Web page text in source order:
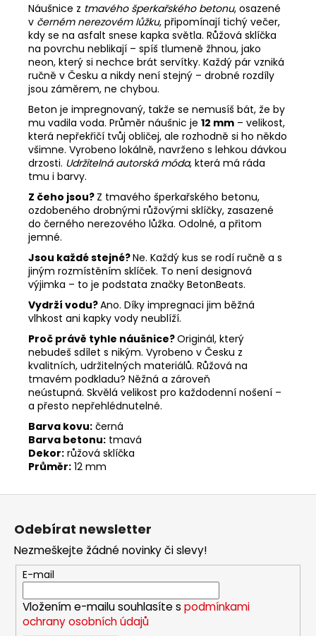
Náušnice z tmavého šperkařského betonu, osazené
v černém nerezovém lůžku, připomínají tichý večer,
kdy se na asfalt snese kapka světla. Růžová sklíčka
na povrchu neblikají – spíš tlumeně žhnou, jako
neon, který si nechce brát servítky. Každý pár vzniká
ručně v Česku a nikdy není stejný – drobné rozdíly
jsou záměrem, ne chybou.
Beton je impregnovaný, takže se nemusíš bát, že by
mu vadila voda. Průměr náušnic je 12 mm – velikost,
která nepřekřičí tvůj obličej, ale rozhodně si ho někdo
všimne. Vyrobeno lokálně, navrženo s lehkou dávkou
drzosti. Udržitelnáautorskámóda, která má ráda
tmu i barvy.
Z čeho jsou? Z tmavého šperkařského betonu,
ozdobeného drobnými růžovými sklíčky, zasazené
do černého nerezového lůžka. Odolné, a přitom
jemné.
Jsou každéstejné?Ne. Každý kus se rodí ručně a s
jiným rozmístěním sklíček. To není designová
výjimka – to je podstata značky BetonBeats.
Vydrží vodu?Ano. Díky impregnaci jim běžná
vlhkost ani kapky vody neublíží.
Proč právě tyhle náušnice?Originál, který
nebudeš sdílet s nikým. Vyrobeno v Česku z
kvalitních, udržitelných materiálů. Růžová na
tmavém podkladu? Něžná a zároveň
neústupná. Skvělá velikost pro každodenní nošení –
a přesto nepřehlédnutelné.
Barva kovu: černá
Barva betonu: tmavá
Dekor: růžová sklíčka
Průměr: 12 mm
Z
Odebírat newsletter
Nezmeškejte žádné novinky či slevy!
E-mail
Vložením e-mailu souhlasíte s podmínkami
ochrany osobních údajů